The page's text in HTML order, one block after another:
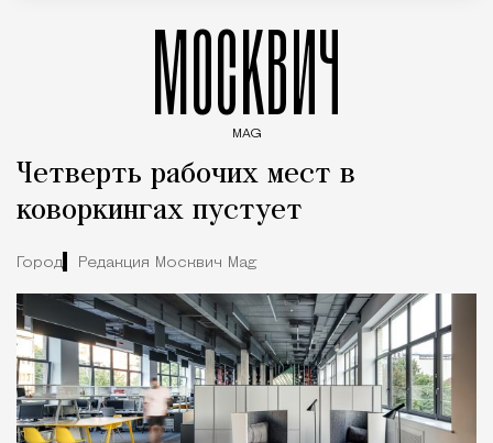
МОСКВИЧ
MAG
Четверть рабочих мест в
коворкингах пустует
Город Редакция Москвич Mag